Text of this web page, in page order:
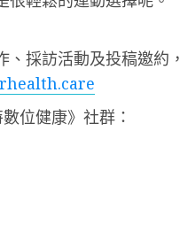
採訪活動及投稿邀約，
位健康》社群：